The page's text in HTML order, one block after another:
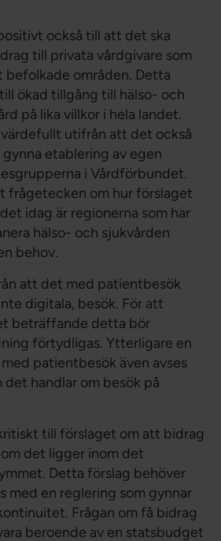
också till att det ska
till privata vårdgivare som
befolkade områden. Detta
ökad tillgång till hälso- och
på lika villkor i hela landet.
värdefullt utifrån att det också
gynna etablering av egen
i Vårdförbundet.
frågetecken om hur förslaget
idag är regionerna som har
hälso- och sjukvården
behov.
att det med patientbesök
digitala, besök. För att
beträffande detta bör
förtydligas. Ytterligare en
patientbesök även avses
det handlar om besök på
till förslaget om att bidrag
det ligger inom det
Detta förslag behöver
med en reglering som gynnar
Frågan om få bidrag
beroende av en statsbudget